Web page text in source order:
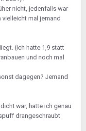
nicht, jedenfalls war
mal jemand
(ich hatte 1,9 statt
und noch mal
dagegen? Jemand
war, hatte ich genau
drangeschraubt